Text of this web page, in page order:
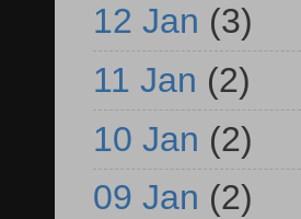
12 Jan (3)
11 Jan (2)
10 Jan (2)
09 Jan (2)